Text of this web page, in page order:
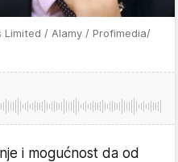
Limited / Alamy / Profimedia/
i mogućnost da od